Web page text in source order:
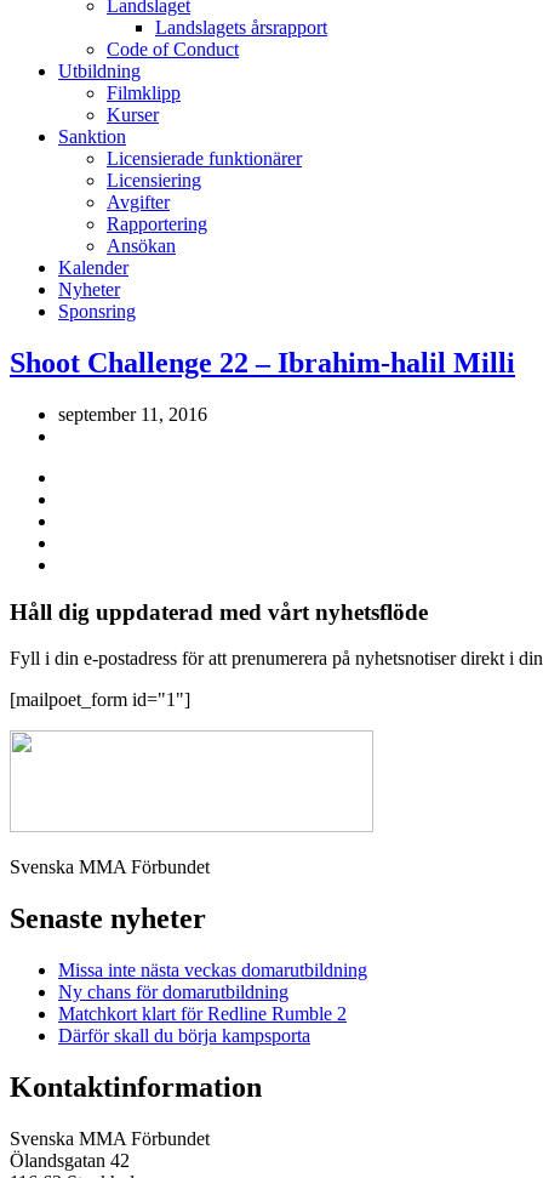
Landslaget
Landslagets årsrapport
Code of Conduct
Utbildning
Filmklipp
Kurser
Sanktion
Licensierade funktionärer
Licensiering
Avgifter
Rapportering
Ansökan
Kalender
Nyheter
Sponsring
Shoot Challenge 22 – Ibrahim-halil Milli
september 11, 2016
Håll dig uppdaterad med vårt nyhetsflöde
Fyll i din e-postadress för att prenumerera på nyhetsnotiser direkt i
[mailpoet_form id="1"]
Svenska MMA Förbundet
Senaste nyheter
Missa inte nästa veckas domarutbildning
Ny chans för domarutbildning
Matchkort klart för Redline Rumble 2
Därför skall du börja kampsporta
Kontaktinformation
Svenska MMA Förbundet
Ölandsgatan 42